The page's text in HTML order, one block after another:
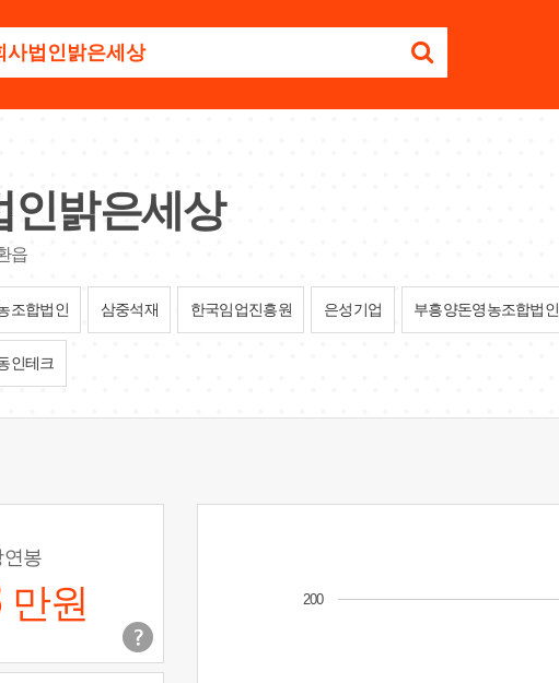
인밝은세상
읍
조합법인 삼중석재 한국임업진흥원 은성기업 부흥양돈영농조합법인
인테크
봉
만원 200